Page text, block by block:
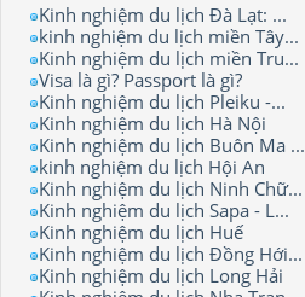
Kinh nghiệm du lịch Đà Lạt: ...
kinh nghiệm du lịch miền Tây...
Kinh nghiệm du lịch miền Tru...
Visa là gì? Passport là gì?
Kinh nghiệm du lịch Pleiku -...
Kinh nghiệm du lịch Hà Nội
Kinh nghiệm du lịch Buôn Ma ...
kinh nghiệm du lịch Hội An
Kinh nghiệm du lịch Ninh Chữ...
Kinh nghiệm du lịch Sapa - L...
Kinh nghiệm du lịch Huế
Kinh nghiệm du lịch Đồng Hới...
Kinh nghiệm du lịch Long Hải